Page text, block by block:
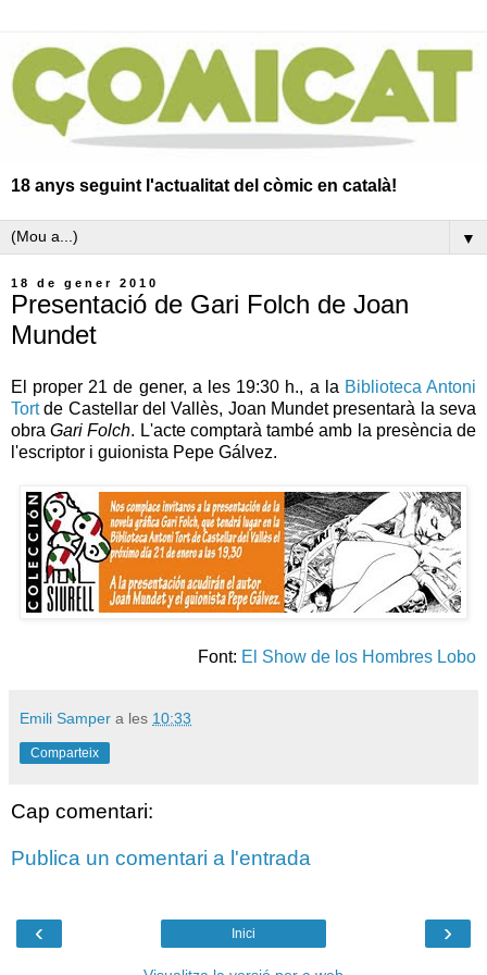
18 anys seguint l'actualitat del còmic en català!
▼
18 de gener 2010
Presentació de Gari Folch de Joan
Mundet
El proper 21 de gener, a les 19:30 h., a la Biblioteca Antoni
Tortde Castellar del Vallès, Joan Mundet presentarà la seva
obraGari Folch. L'acte comptarà també amb la presència de
l'escriptor i guionista Pepe Gálvez.
Font: El Show de los Hombres Lobo
Emili Samper a les 10:33
Comparteix
Cap comentari:
Publica un comentari a l'entrada
‹ ›
Inici